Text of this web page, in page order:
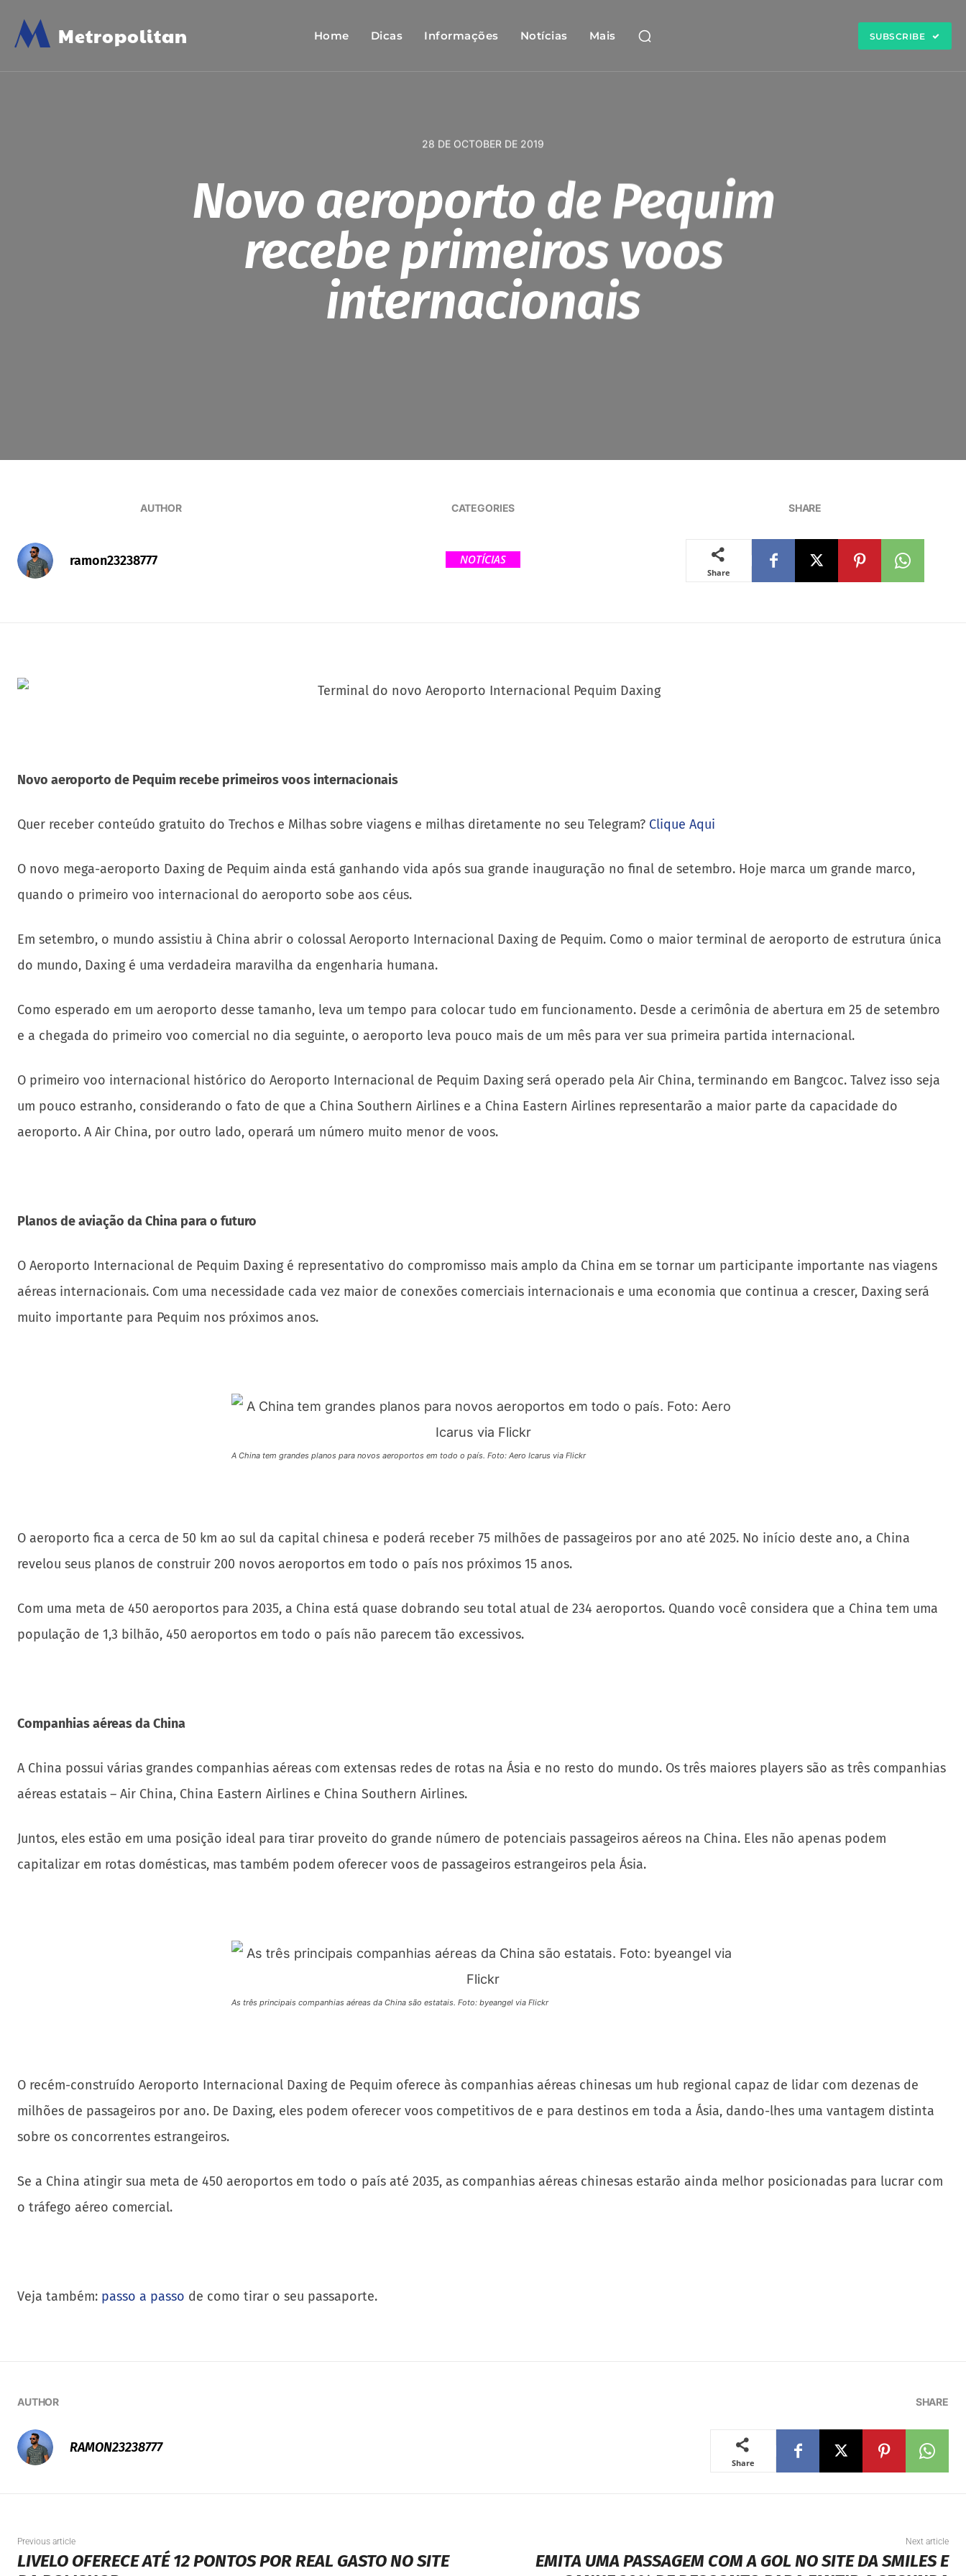
M Metropolitan Home Dicas Informações Notícias Mais SUBSCRIBE
28 DE OCTOBER DE 2019
Novo aeroporto de Pequim
recebe primeiros voos
internacionais
AUTHOR
ramon23238777
CATEGORIES
NOTÍCIAS
SHARE
Share
Novo aeroporto de Pequim recebe primeiros voos internacionais
Quer receber conteúdo gratuito do Trechos e Milhas sobre viagens e milhas diretamente no seu Telegram? Clique Aqui
O novo mega-aeroporto Daxing de Pequim ainda está ganhando vida após sua grande inauguração no final de setembro. Hoje marca um grande marco,
quando o primeiro voo internacional do aeroporto sobe aos céus.
Em setembro, o mundo assistiu à China abrir o colossal Aeroporto Internacional Daxing de Pequim. Como o maior terminal de aeroporto de estrutura única
do mundo, Daxing é uma verdadeira maravilha da engenharia humana.
Como esperado em um aeroporto desse tamanho, leva um tempo para colocar tudo em funcionamento. Desde a cerimônia de abertura em 25 de setembro
e a chegada do primeiro voo comercial no dia seguinte, o aeroporto leva pouco mais de um mês para ver sua primeira partida internacional.
O primeiro voo internacional histórico do Aeroporto Internacional de Pequim Daxing será operado pela Air China, terminando em Bangcoc. Talvez isso seja
um pouco estranho, considerando o fato de que a China Southern Airlines e a China Eastern Airlines representarão a maior parte da capacidade do
aeroporto. A Air China, por outro lado, operará um número muito menor de voos.
Planos de aviação da China para o futuro
O Aeroporto Internacional de Pequim Daxing é representativo do compromisso mais amplo da China em se tornar um participante importante nas viagens
aéreas internacionais. Com uma necessidade cada vez maior de conexões comerciais internacionais e uma economia que continua a crescer, Daxing será
muito importante para Pequim nos próximos anos.
A China tem grandes planos para novos aeroportos em todo o país. Foto: Aero Icarus via Flickr
O aeroporto fica a cerca de 50 km ao sul da capital chinesa e poderá receber 75 milhões de passageiros por ano até 2025. No início deste ano, a China
revelou seus planos de construir 200 novos aeroportos em todo o país nos próximos 15 anos.
Com uma meta de 450 aeroportos para 2035, a China está quase dobrando seu total atual de 234 aeroportos. Quando você considera que a China tem uma
população de 1,3 bilhão, 450 aeroportos em todo o país não parecem tão excessivos.
Companhias aéreas da China
A China possui várias grandes companhias aéreas com extensas redes de rotas na Ásia e no resto do mundo. Os três maiores players são as três companhias
aéreas estatais – Air China, China Eastern Airlines e China Southern Airlines.
Juntos, eles estão em uma posição ideal para tirar proveito do grande número de potenciais passageiros aéreos na China. Eles não apenas podem
capitalizar em rotas domésticas, mas também podem oferecer voos de passageiros estrangeiros pela Ásia.
As três principais companhias aéreas da China são estatais. Foto: byeangel via Flickr
O recém-construído Aeroporto Internacional Daxing de Pequim oferece às companhias aéreas chinesas um hub regional capaz de lidar com dezenas de
milhões de passageiros por ano. De Daxing, eles podem oferecer voos competitivos de e para destinos em toda a Ásia, dando-lhes uma vantagem distinta
sobre os concorrentes estrangeiros.
Se a China atingir sua meta de 450 aeroportos em todo o país até 2035, as companhias aéreas chinesas estarão ainda melhor posicionadas para lucrar com
o tráfego aéreo comercial.
Veja também: passo a passo de como tirar o seu passaporte.
AUTHOR
RAMON23238777
SHARE
Share
Previous article
LIVELO OFERECE ATÉ 12 PONTOS POR REAL GASTO NO SITE
Next article
EMITA UMA PASSAGEM COM A GOL NO SITE DA SMILES E